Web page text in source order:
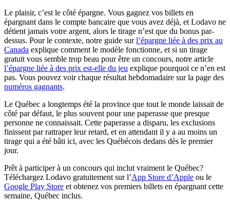
Le plaisir, c’est le côté épargne. Vous gagnez vos billets en
épargnant dans le compte bancaire que vous avez déjà, et Lodavo ne
détient jamais votre argent, alors le tirage n’est que du bonus par-
dessus. Pour le contexte, notre guide surl’épargne liée à des prix au
Canada explique comment le modèle fonctionne, et si un tirage
gratuit vous semble trop beau pour être un concours, notre article
l’épargne liée à des prix est-elle du jeu explique pourquoi ce n’en est
pas. Vous pouvez voir chaque résultat hebdomadaire sur la page des
numéros gagnants.
Le Québec a longtemps été la province que tout le monde laissait de
côté par défaut, le plus souvent pour une paperasse que presque
personne ne connaissait. Cette paperasse a disparu, les exclusions
finissent par rattraper leur retard, et en attendant il y a au moins un
tirage qui a été bâti ici, avec les Québécois dedans dès le premier
jour.
Prêt à participer à un concours qui inclut vraiment le Québec?
Téléchargez Lodavo gratuitement sur l’App Store d’Apple(s'ouvre
ou le
Google Play Store(s'ouvre dans un nouvel onglet)
et obtenez vos premiers billets en épargnant cette
semaine, Québec inclus.